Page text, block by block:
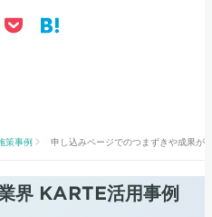
策事例 申し込みページでのつまずきや成果
界 KARTE活用事例